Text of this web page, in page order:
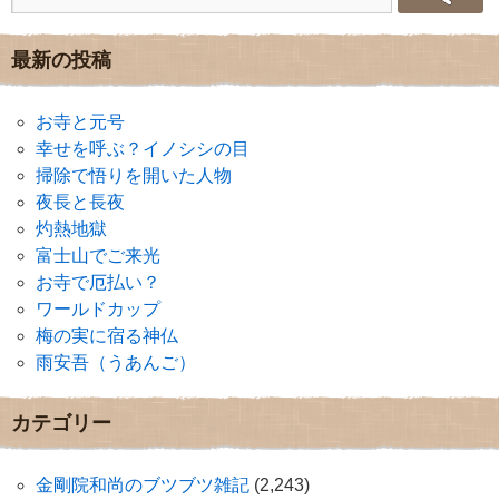
最新の投稿
お寺と元号
幸せを呼ぶ？イノシシの目
掃除で悟りを開いた人物
夜長と長夜
灼熱地獄
富士山でご来光
お寺で厄払い？
ワールドカップ
梅の実に宿る神仏
雨安吾（うあんご）
カテゴリー
金剛院和尚のブツブツ雑記 (2,243)